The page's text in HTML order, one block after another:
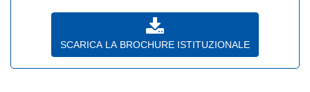
SCARICA LA BROCHURE ISTITUZIONALE